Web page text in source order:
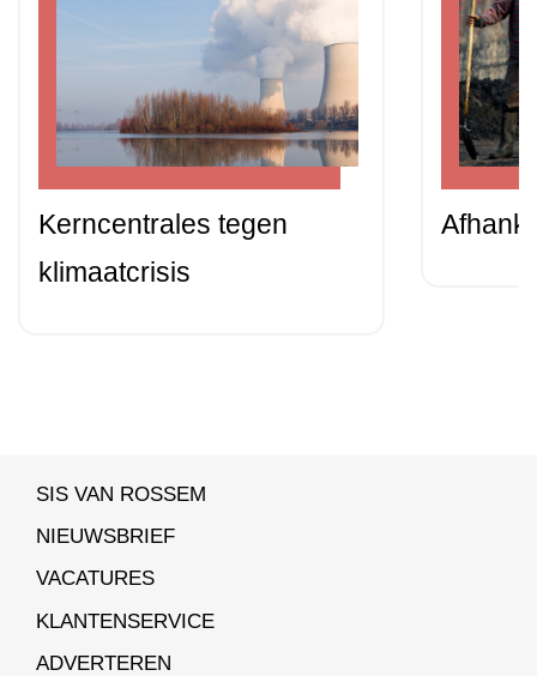
Kerncentrales tegen
klimaatcrisis
SIS VAN ROSSEM
NIEUWSBRIEF
VACATURES
KLANTENSERVICE
ADVERTEREN